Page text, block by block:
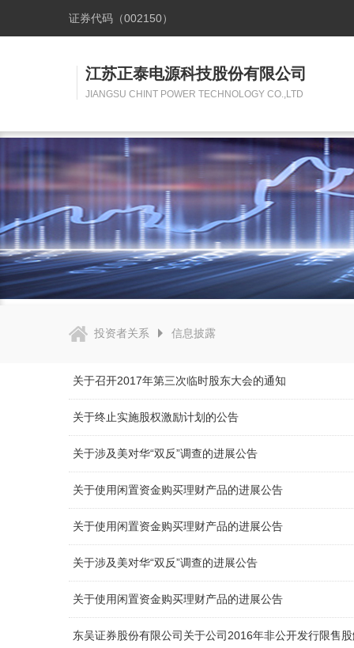
证券代码（002150）
江苏正泰电源科技股份有限公司
JIANGSU CHINT POWER TECHNOLOGY CO.,LTD
投资者关系 信息披露
关于召开2017年第三次临时股东大会的通知
关于终止实施股权激励计划的公告
关于涉及美对华“双反”调查的进展公告
关于使用闲置资金购买理财产品的进展公告
关于使用闲置资金购买理财产品的进展公告
关于涉及美对华“双反”调查的进展公告
关于使用闲置资金购买理财产品的进展公告
东吴证券股份有限公司关于公司2016年非公开发行限售